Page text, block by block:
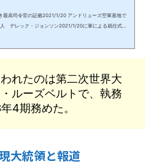
最高司令官の証拠2021/1/20 アンドリューズ空軍基地で
デレック・ジョンソン2021/1/20に軍による就任式ト
・チーフ（大統領万歳）が演奏...
れたのは第二次世界大
ルーズベルトで、執務
4期務めた。
大統領と報道